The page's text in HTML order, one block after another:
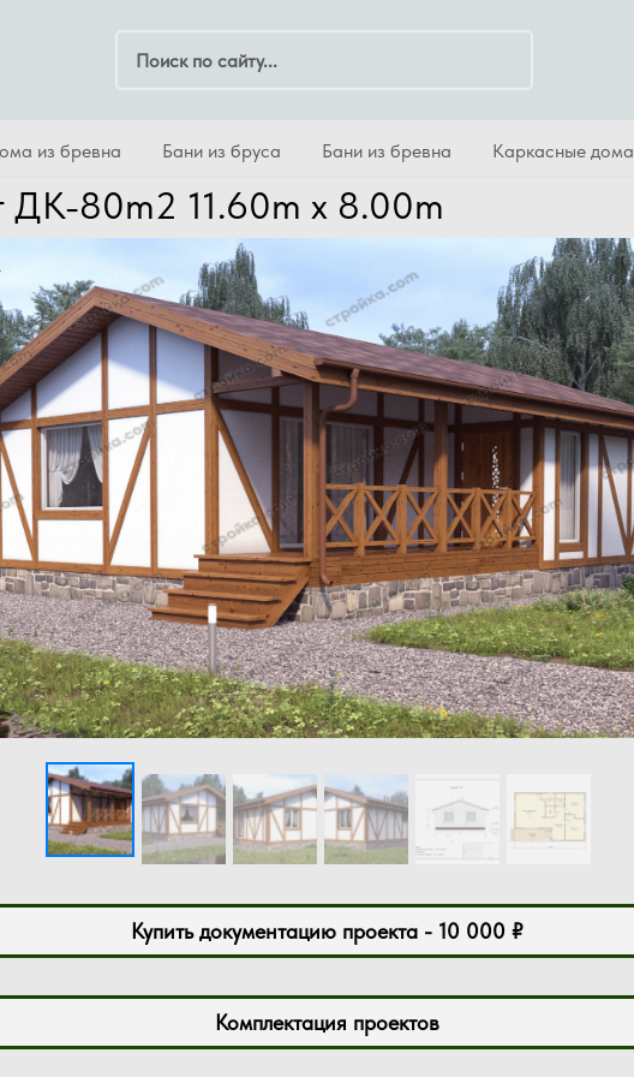
из бревна Бани из бруса Бани из бревна Каркасные дома
ДК-80m2 11.60m x 8.00m
Купить документацию проекта - 10 000 ₽
Комплектация проектов